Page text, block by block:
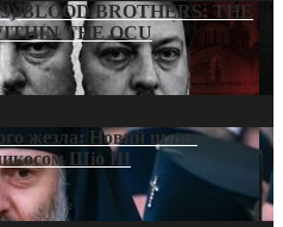
BLOOD BROTHERS: THE
THE OCU
жезла: Новий шлях
Шіо III